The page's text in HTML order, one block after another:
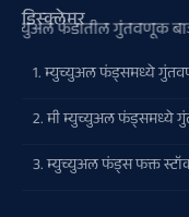
डिस्क्लेमर
फंडातील गुंतवणूक
1. म्युच्युअल फंड्समध्ये
2. मी म्युच्युअल फंड्समध्ये
3. म्युच्युअल फंड्स फक्त